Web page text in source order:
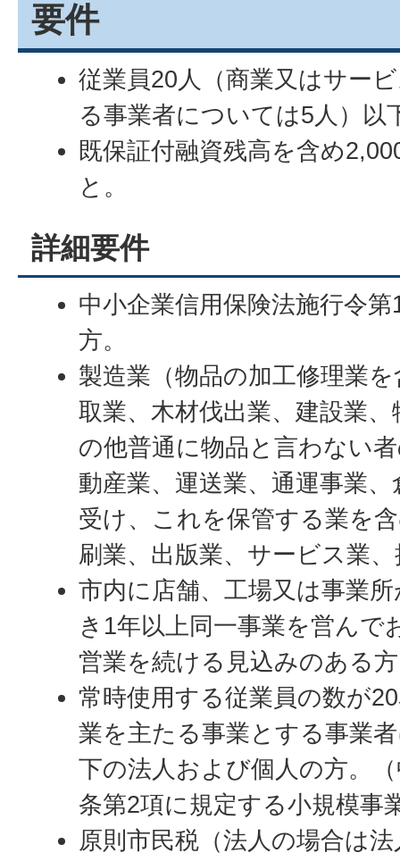
要件
従業員20人（商業又はサー
る事業者については5人）以
既保証付融資残高を含め
と。
詳細要件
中小企業信用保険法施行令
方。
製造業（物品の加工修理業
取業、木材伐出業、建設業
の他普通に物品と言わない
動産業、運送業、通運事業
受け、これを保管する業を
刷業、出版業、サービス業
市内に店舗、工場又は事業
き1年以上同一事業を営んで
営業を続ける見込みのある
常時使用する従業員の数が
業を主たる事業とする事業
下の法人および個人の方。
条第2項に規定する小規模事
原則市民税（法人の場合は